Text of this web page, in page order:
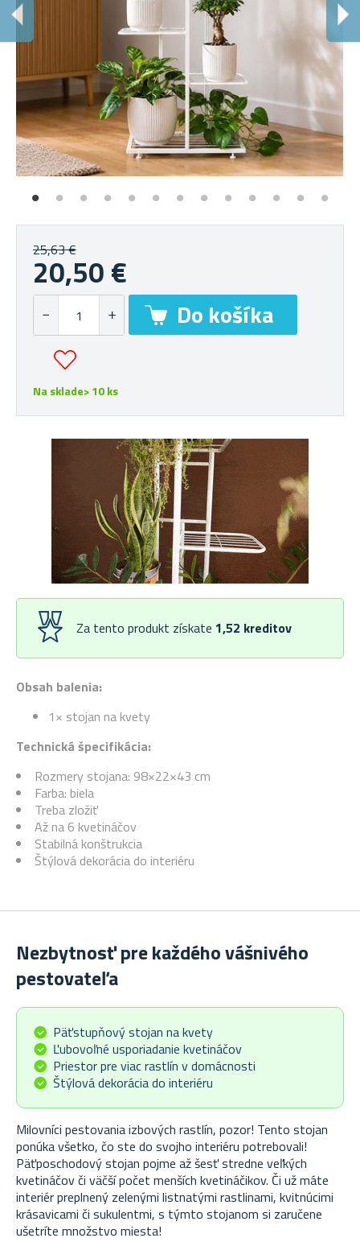
Obsah balenia:
1× stojan na kvety
Technická špecifikácia:
Rozmery stojana: 98×22×43 cm
Farba: biela
Treba zložiť
Až na 6 kvetináčov
Stabilná konštrukcia
Štýlová dekorácia do interiéru
25,63 €
20,50 €
Na sklade> 10 ks
Za tento produkt získate 1,52 kreditov
Nezbytnosť pre každého vášnivého
pestovateľa
Päťstupňový stojan na kvety
Ľubovoľné usporiadanie kvetináčov
Priestor pre viac rastlín v domácnosti
Štýlová dekorácia do interiéru
Milovníci pestovania izbových rastlín, pozor! Tento stojan
ponúka všetko, čo ste do svojho interiéru potrebovali!
Päťposchodový stojan pojme až šesť stredne veľkých
kvetináčov či väčší počet menších kvetináčikov. Či už máte
interiér preplnený zelenými listnatými rastlinami, kvitnúcimi
krásavicami či sukulentmi, s týmto stojanom si zaručene
ušetríte množstvo miesta!